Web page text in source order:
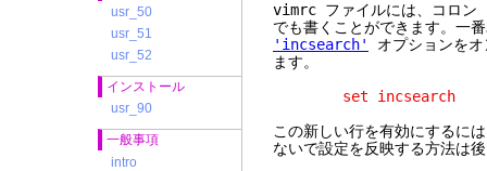
usr_50
usr_51
usr_52
インストール
usr_90
一般事項
intro
vimrc ファイルには、コロン
でも書くことができます。一
'incsearch'
オプションを
ます。
set incsearch
この新しい行を有効にするに
ないで設定を反映する方法は